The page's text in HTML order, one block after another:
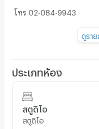
โทร 02-084-9943
มีสินดี อพาร์ทเมนท์คอนโ
ไมโครเวฟ เครื่องทำน้ำอุ่
จาก BTS อุดมสุข เพียง 4.2
(สุขุมวิท 101/1) เดินทางโ
ที่หน้าซอยสุภาพงษ์ 4 (สุภา
เมตรถึงมีสินดีอพาร์ทเมน
ซอยศรียครินทร์ 42 (เยื้อง
ดูรา
ประเภทห้อง
สตูดิโอ
สตูดิโอ